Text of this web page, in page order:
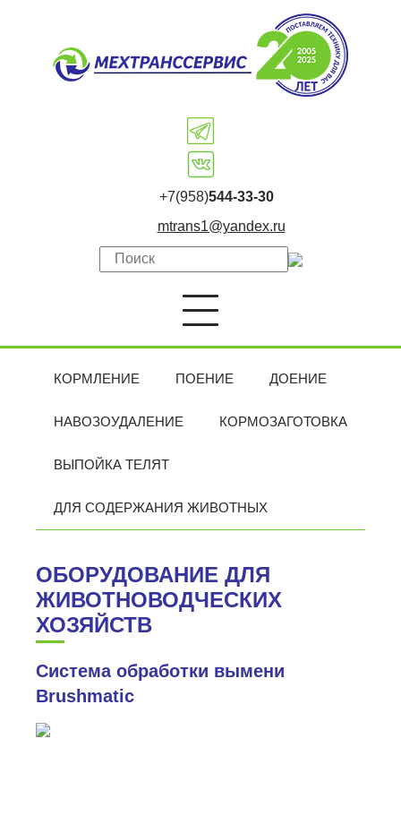
+7(958)544-33-30
mtrans1@yandex.ru
КОРМЛЕНИЕ ПОЕНИЕ ДОЕНИЕ
НАВОЗОУДАЛЕНИЕ КОРМОЗАГОТОВКА
ВЫПОЙКА ТЕЛЯТ
ДЛЯ СОДЕРЖАНИЯ ЖИВОТНЫХ
ОБОРУДОВАНИЕ ДЛЯ
ЖИВОТНОВОДЧЕСКИХ
ХОЗЯЙСТВ
Система обработки вымени
Brushmatic